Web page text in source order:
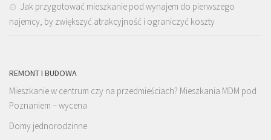
Jak przygotować mieszkanie pod wynajem do pierwszego
najemcy, by zwiększyć atrakcyjność i ograniczyć koszty
REMONT I BUDOWA
Mieszkanie w centrum czy na przedmieściach? Mieszkania MDM pod
Poznaniem – wycena
Domy jednorodzinne